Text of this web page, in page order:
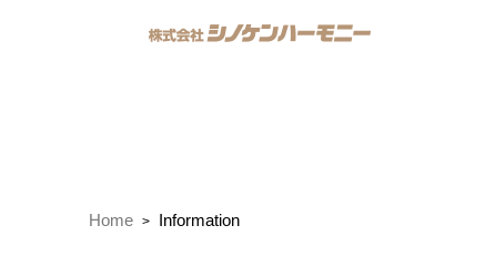
Home Information